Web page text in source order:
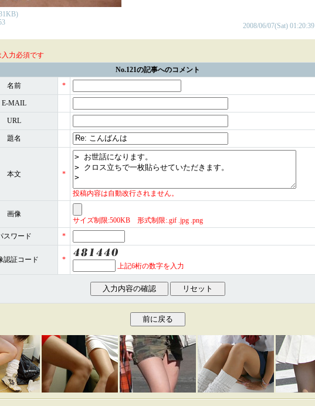
2008/06/07(Sat) 01:20:39
力必須です
No.121の記事へのコメント
名前 *
E-MAIL
URL
題名
本文 *
投稿内容は自動改行されません。
画像
サイズ制限:500KB 形式制限:.gif .jpg .png
スワード *
認証コード
*
上記6桁の数字を入力